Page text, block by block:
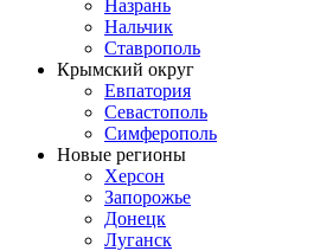
Назрань
Нальчик
Ставрополь
Крымский округ
Евпатория
Севастополь
Симферополь
Новые регионы
Херсон
Запорожье
Донецк
Луганск